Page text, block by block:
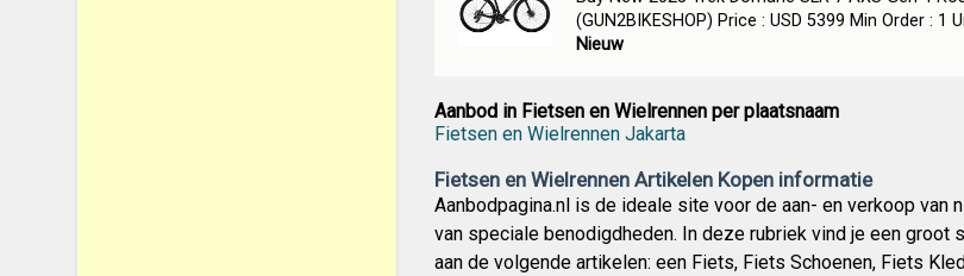
(GUN2BIKESHOP) Price : USD 5399 Min Order : 1
Nieuw
Aanbod in Fietsen en Wielrennen per plaatsnaam
Fietsen en Wielrennen Jakarta
Fietsen en Wielrennen Artikelen Kopen informatie
Aanbodpagina.nl is de ideale site voor de aan- en verkoop
van speciale benodigdheden. In deze rubriek vind je een
aan de volgende artikelen: een Fiets, Fiets Schoenen, Fiets